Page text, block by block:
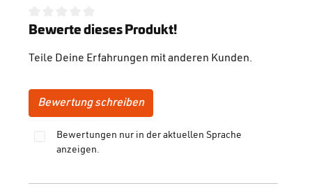
Durchschnittliche Bewertung von 0 von 5 Sternen
Bewerte dieses Produkt!
Teile Deine Erfahrungen mit anderen Kunden.
Bewertung schreiben
Bewertungen nur in der aktuellen Sprache
anzeigen.